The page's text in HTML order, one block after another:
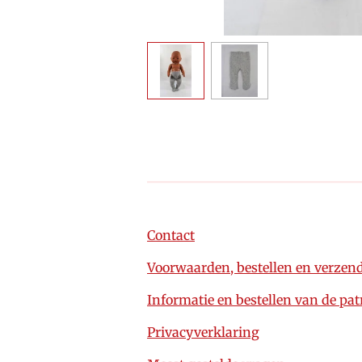
Contact
Voorwaarden, bestellen en
Informatie en bestellen van de
Privacyverklaring